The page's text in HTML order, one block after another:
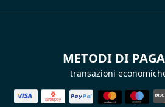
METODI DI
transazioni